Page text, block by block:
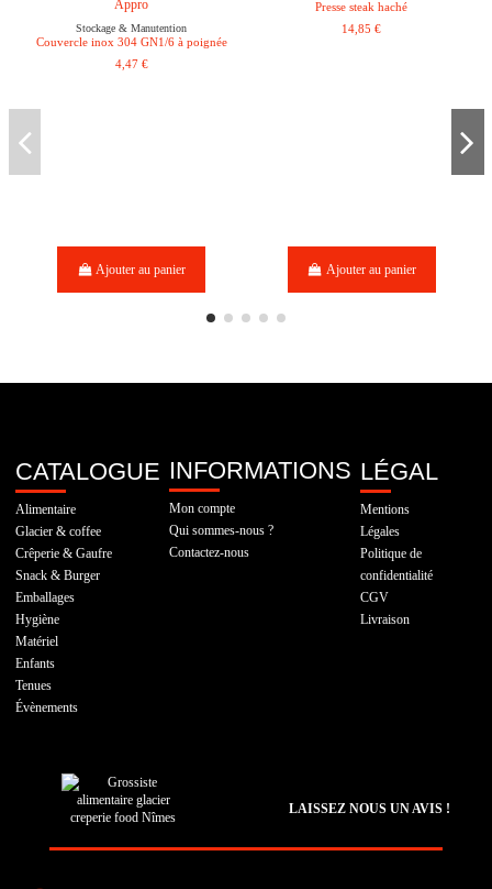
Stockage & Manutention
Couvercle inox 304 GN1/6 à poignée
4,47 €
Ajouter au panier
Presse steak haché
14,85 €
Ajouter au panier
CATALOGUE
Alimentaire
Glacier & coffee
Crêperie & Gaufre
Snack & Burger
Emballages
Hygiène
Matériel
Enfants
Tenues
Évènements
INFORMATIONS
Mon compte
Qui sommes-nous ?
Contactez-nous
LÉGAL
Mentions
Légales
Politique de
confidentialité
CGV
Livraison
LAISSEZ NOUS UN AVIS !